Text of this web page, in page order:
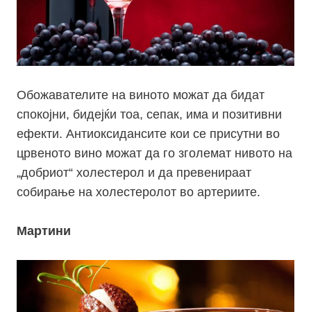
Обожавателите на виното можат да бидат
спокојни, бидејќи тоа, сепак, има и позитивни
ефекти. Антиоксидансите кои се присутни во
црвеното вино можат да го зголемат нивото на
„добриот“ холестерол и да превенираат
собирање на холестеролот во артериите.
Мартини